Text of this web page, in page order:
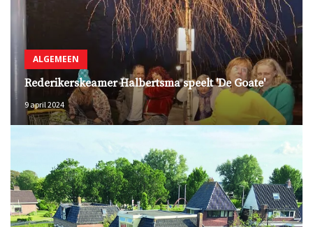
ALGEMEEN
Rederikerskeamer Halbertsma speelt 'De Goate'
9 april 2024